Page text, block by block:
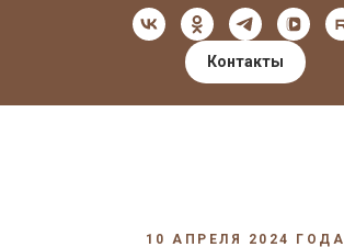
Контакты
10 АПРЕЛЯ 2024 ГОДА